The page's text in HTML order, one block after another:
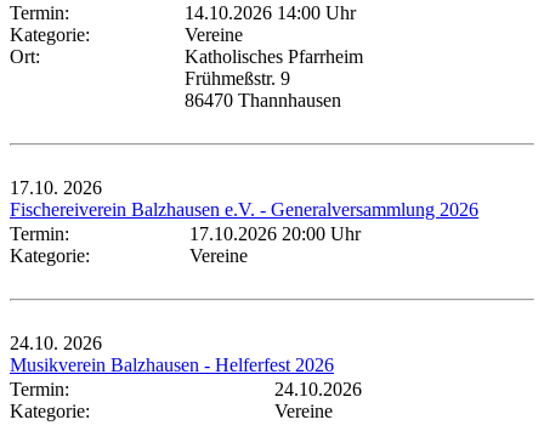
Termin:
14.10.2026 14:00 Uhr
Kategorie:
Vereine
Ort:
Katholisches Pfarrheim
Frühmeßstr. 9
86470 Thannhausen
17.10. 2026
Fischereiverein Balzhausen e.V. - Generalversammlung 2026
Termin:
17.10.2026 20:00 Uhr
Kategorie:
Vereine
24.10. 2026
Musikverein Balzhausen - Helferfest 2026
Termin:
24.10.2026
Kategorie:
Vereine